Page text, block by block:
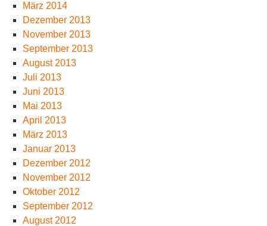
März 2014
Dezember 2013
November 2013
September 2013
August 2013
Juli 2013
Juni 2013
Mai 2013
April 2013
März 2013
Januar 2013
Dezember 2012
November 2012
Oktober 2012
September 2012
August 2012